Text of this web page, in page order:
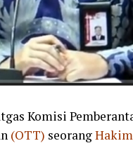
Komisi
(OTT) seorangHakim